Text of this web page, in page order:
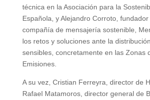
técnica en la Asociación para la
Española, y Alejandro Corroto,
compañía de mensajería sostenible,
los retos y soluciones ante la
sensibles, concretamente en las Zonas
Emisiones.
A su vez, Cristian Ferreyra, director de
Rafael Matamoros, director general de